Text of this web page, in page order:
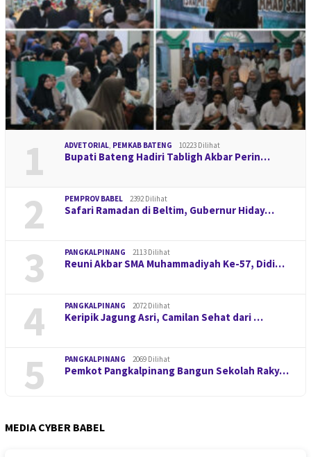
1 ADVETORIAL, PEMKAB BATENG 10223 Dilihat
Bupati Bateng Hadiri Tabligh Akbar Perin…
2 PEMPROV BABEL 2392 Dilihat
Safari Ramadan di Beltim, Gubernur Hiday…
3 PANGKALPINANG 2113 Dilihat
Reuni Akbar SMA Muhammadiyah Ke-57, Didi…
4 PANGKALPINANG 2072 Dilihat
Keripik Jagung Asri, Camilan Sehat dari …
5 PANGKALPINANG 2069 Dilihat
Pemkot Pangkalpinang Bangun Sekolah Raky…
MEDIA CYBER BABEL